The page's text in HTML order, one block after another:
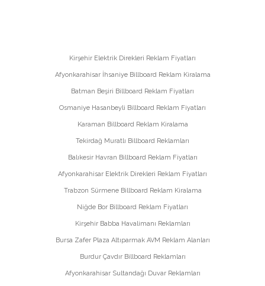
Kirşehir Elektrik Direkleri Reklam Fiyatları
Afyonkarahisar İhsaniye Billboard Reklam Kiralama
Batman Beşiri Billboard Reklam Fiyatları
Osmaniye Hasanbeyli Billboard Reklam Fiyatları
Karaman Billboard Reklam Kiralama
Tekirdağ Muratlı Billboard Reklamları
Balıkesir Havran Billboard Reklam Fiyatları
Afyonkarahisar Elektrik Direkleri Reklam Fiyatları
Trabzon Sürmene Billboard Reklam Kiralama
Niğde Bor Billboard Reklam Fiyatları
Kirşehir Babba Havalimanı Reklamları
Bursa Zafer Plaza Altıparmak AVM Reklam Alanları
Burdur Çavdır Billboard Reklamları
Afyonkarahisar Sultandağı Duvar Reklamları